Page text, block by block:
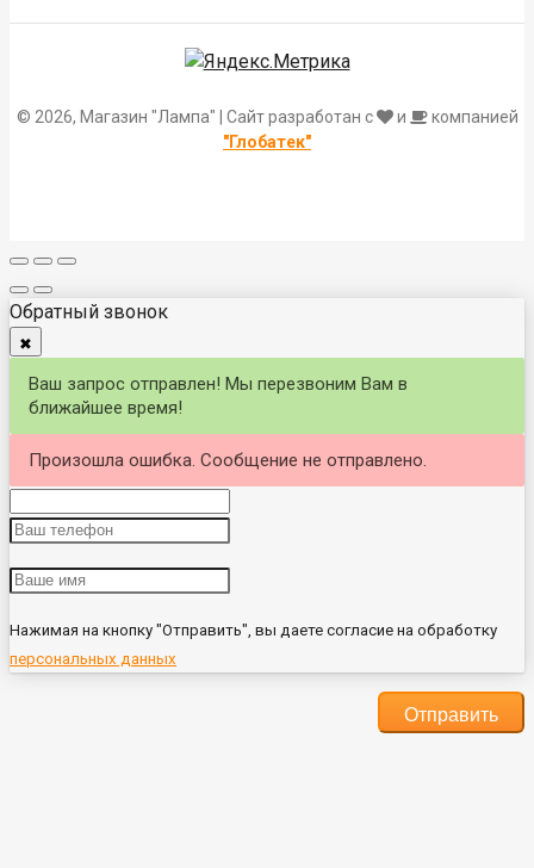
© 2026, Магазин "Лампа" | Сайт разработан с и
компанией
"Глобатек"
Обратный звонок
✖
Ваш запрос отправлен! Мы перезвоним Вам в
ближайшее время!
Произошла ошибка. Сообщение не отправлено.
Нажимая на кнопку "Отправить", вы даете согласие на обработку
персональных данных
Отправить